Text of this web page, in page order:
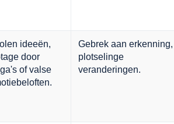
ideeën,
door
of valse
Gebrek aan erkenning,
plotselinge
veranderingen.